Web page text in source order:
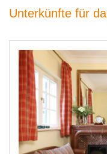
Unterkünfte für